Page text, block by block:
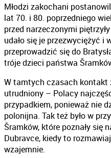
Młodzi zakochani
lat 70. i 80. poprzedniego
przed narzeczonymi
udało się je przezwyciężyć i
przeprowadzić się do
tróje dzieci państwa
W tamtych czasach kontakt
utrudniony – Polacy
przypadkiem, ponieważ nie
polonijna. Tak też było w
Šramków, które poznały się
Dubravce, kiedy to
wzajemnie.